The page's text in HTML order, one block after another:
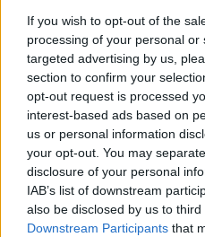
If you wish to opt-out of the
processing of your personal
targeted advertising by us,
section to confirm your
opt-out request is processed
interest-based ads based on
us or personal information
your opt-out. You may
disclosure of your personal
IAB’s list of downstream
also be disclosed by us to
Downstream Participants that
Kamarád:
Říká o mně: